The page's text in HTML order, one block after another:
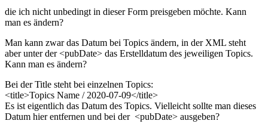
die ich nicht unbedingt in dieser Form preisgeben möchte. Kann
man es ändern?
Man kann zwar das Datum bei Topics ändern, in der XML steht
aber unter der <pubDate> das Erstelldatum des jeweiligen Topics.
Kann man es ändern?
Bei der Title steht bei einzelnen Topics:
<title>Topics Name / 2020-07-09</title>
Es ist eigentlich das Datum des Topics. Vielleicht sollte man dieses
Datum hier entfernen und bei der <pubDate> ausgeben?